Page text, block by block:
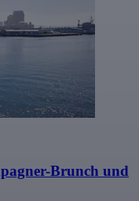
Brunch und